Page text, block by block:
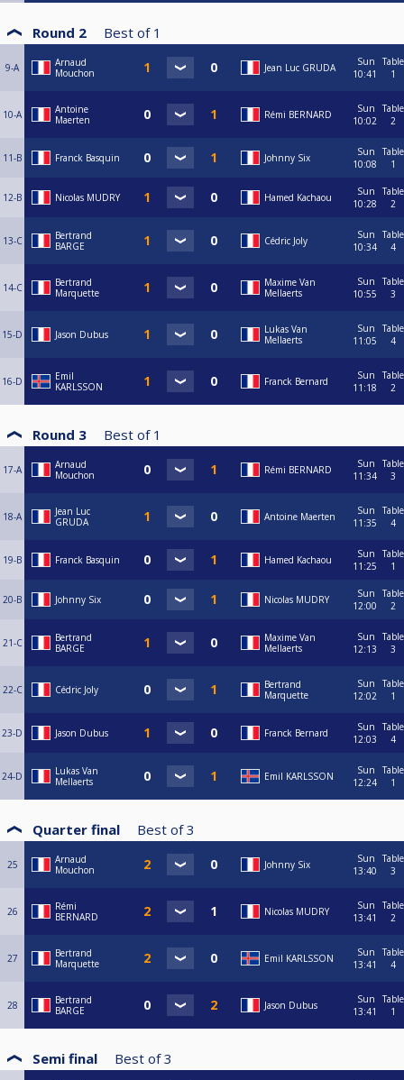
Round 2 Best of 1
9-A
Arnaud
Mouchon
Jean Luc GRUDA
Sun
10:41
Table
1
10-A
Antoine
Maerten
Rémi BERNARD
Sun
10:02
Table
2
11-B Franck Basquin Johnny Six
Sun
10:08
Table
1
12-B Nicolas MUDRY Hamed Kachaou
Sun
10:28
Table
2
13-C
Bertrand
BARGE
Cédric Joly
Sun
10:34
Table
4
14-C
Bertrand
Marquette
Maxime Van
Mellaerts
Sun
10:55
Table
3
15-D Jason Dubus
Lukas Van
Mellaerts
Sun
11:05
Table
4
16-D
Emil
KARLSSON
Franck Bernard
Sun
11:18
Table
2
Round 3 Best of 1
17-A
Arnaud
Mouchon
Rémi BERNARD
Sun
11:34
Table
3
18-A
Jean Luc
GRUDA
Antoine Maerten
Sun
11:35
Table
4
19-B Franck Basquin Hamed Kachaou
Sun
11:25
Table
1
20-B Johnny Six Nicolas MUDRY
Sun
12:00
Table
2
21-C
Bertrand
BARGE
Maxime Van
Mellaerts
Sun
12:13
Table
3
22-C Cédric Joly
Bertrand
Marquette
Sun
12:02
Table
1
23-D Jason Dubus Franck Bernard
Sun
12:03
Table
4
24-D
Lukas Van
Mellaerts
Emil KARLSSON
Sun
12:24
Table
1
Quarter final Best of 3
25
Arnaud
Mouchon
Johnny Six
Sun
13:40
Table
3
26
Rémi
BERNARD
Nicolas MUDRY
Sun
13:41
Table
2
27
Bertrand
Marquette
Emil KARLSSON
Sun
13:41
Table
4
28
Bertrand
BARGE
Jason Dubus
Sun
13:41
Table
1
Semi final Best of 3